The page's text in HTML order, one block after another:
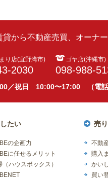
貸から不動産売買、オーナ
り店(宜野湾市)
2030
ゴヤ店(沖縄市)
098-988-
／祝日 10:00〜17:00 （電話
たい
の企画力
に任せるメリット
（ハウスボックス）
売
不動
購入
かい
買い